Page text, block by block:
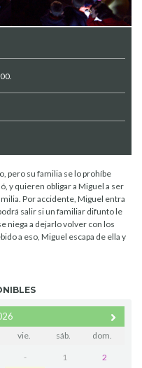
pero su familia se lo prohíbe
y quieren obligar a Miguel a ser
Por accidente, Miguel entra
salir si un familiar difunto le
niega a dejarlo volver con los
a eso, Miguel escapa de ella y
vie. sáb. dom.
- 1
2